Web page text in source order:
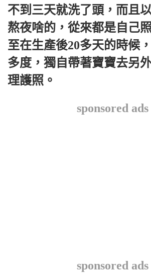
不到三天就洗了頭，而且
熬夜啥的，從來都是自己
至在生產後20多天的時候
多度，獨自帶著寶寶去另
理護照。
sponsored ads
sponsored ads